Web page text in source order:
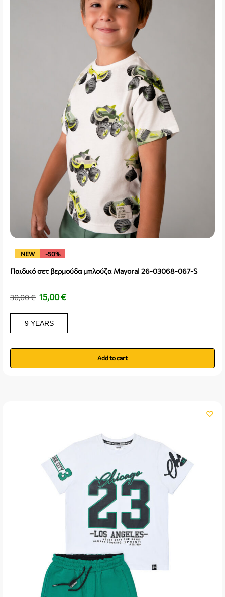
NEW -50%
Παιδικό σετ βερμούδα μπλούζα Mayoral 26-03068-067-S
30,00€ 15,00€
9 YEARS
Add to cart